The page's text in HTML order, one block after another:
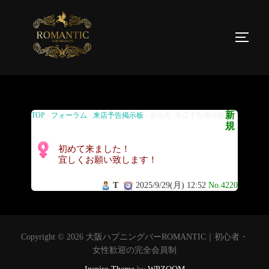
返信先: 来店予告掲示板
TOP フォーラム 来店予告掲示板
新
規
初めて来ました！
宜しくお願い致します！
T 2025/9/29(月) 12:52 No.4220
Copyright © 2026 大阪ハプニングバーROMANTIC｜初心者・
女性歓迎の完全会員制